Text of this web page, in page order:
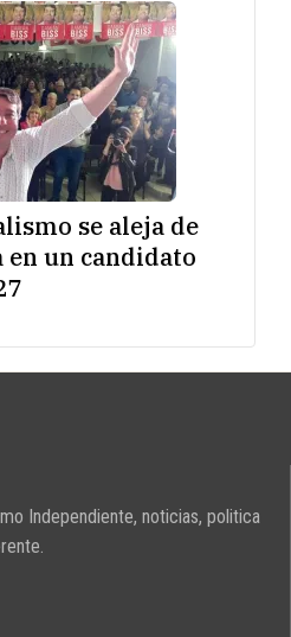
se aleja de
un candidato
Independiente, noticias, politica